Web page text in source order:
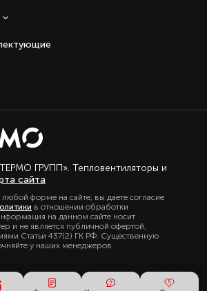
ГРУПП». Тепловентиляторы и
сайта
форме на сайте, вы даете согласие
в отношении обработки
на данном сайте носит
и не является публичной офертой,
Статьи 437(2) ГК РФ. Существенную
у наших менеджеров.
Оставаясь с нами, вы соглашаетесь на
использование файлов куки.
персональных данных, можете
ознакомиться в нашем разделе
политика конфиденциальности